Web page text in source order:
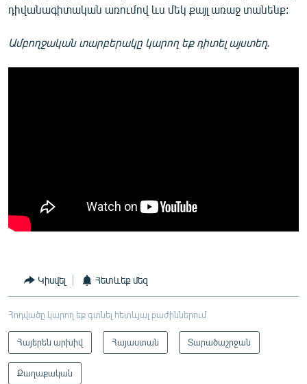
դիվանագիտական առումով ևս մեկ քայլ առաջ տանենք:
Ամբողջական տարբերակը կարող եք դիտել այստեղ.
Կիսվել Հետևեք մեզ
Հոդվածը կարող եք գտնել հետևյալ բաժիններում
Հայերեն արխիվ Հայաստան Տարածաշրջան
Քաղաքական